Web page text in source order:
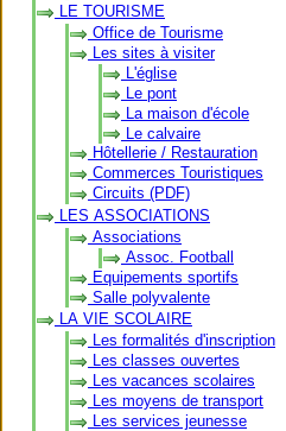
LE TOURISME
Office de Tourisme
Les sites à visiter
L'église
Le pont
La maison d'école
Le calvaire
Hôtellerie / Restauration
Commerces Touristiques
Circuits (PDF)
LES ASSOCIATIONS
Associations
Assoc. Football
Equipements sportifs
Salle polyvalente
LA VIE SCOLAIRE
Les formalités d'inscription
Les classes ouvertes
Les vacances scolaires
Les moyens de transport
Les services jeunesse